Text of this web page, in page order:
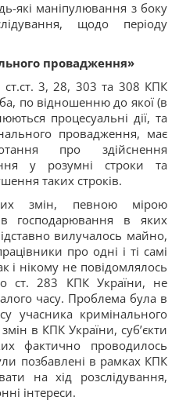
які маніпулювання з боку
щодо періоду
провадження»
3, 28, 303 та 308 КПК
по відношенню до якої (в
процесуальні дії, та
провадження, має
про здійснення
у розумні строки та
таких строків.
змін, певною мірою
господарювання в яких
вилучалось майно,
про одні і ті самі
і нікому не повідомлялось
ст. 283 КПК України, не
часу. Проблема була в
учасника кримінального
в КПК України, суб’єкти
фактично проводилось
позбавлені в рамках КПК
на хід розслідування,
інтереси.